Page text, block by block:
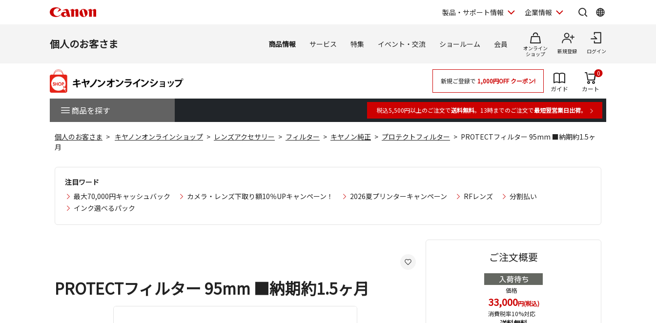
製品・サポート情報 企業情報
個人のお客さま 商品情報 サービス 特集 イベント・交流 ショールーム 会員
オンライン
ショップ
新規登録 ログイン
商品を探す
新規ご登録で 1,000円OFFクーポン!
ガイド
カート
0
税込5,500円以上のご注文で送料無料。13時までのご注文で最短翌営業日出荷。
個人のお客さま キヤノンオンラインショップ レンズアクセサリー フィルター キヤノン純正 プロテクトフィルター
PROTECTフィルター 95mm ■納期約1.5ヶ
月
注目ワード
最大70,000円キャッシュバック
カメラ・レンズ下取り額10％UPキャンペーン！ 2026夏プリンターキャンペーン RFレンズ
分割払い
インク選べるパック
PROTECTフィルター 95mm ■納期約1.5ヶ月
ご注文概要
価格
33,000円(税込)
消費税率10%対応